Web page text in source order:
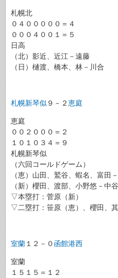
札幌北
０４０００００＝４
０００４００１＝５
日高
（北）影近、近江－遠藤
（日）樋渡、橋本、林－川合
札幌新琴似９－２恵庭
恵庭
００２０００＝２
１０１０３４＝９
札幌新琴似
（六回コールドゲーム）
（恵）山田、鷲谷、蝦名、富田
（新）櫻田、渡部、小野悠－中谷
▽本塁打：菅原（新）
▽二塁打：笹原（恵）、櫻田、其
室蘭１２－０函館港西
室蘭
１５１５＝１２